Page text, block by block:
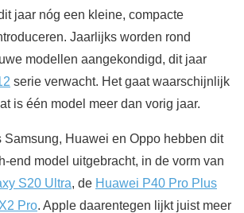
jaar nóg een kleine, compacte
Jaarlijks worden rond
modellen aangekondigd, dit jaar
serie verwacht. Het gaat waarschijnlijk
is één model meer dan vorig jaar.
Samsung, Huawei en Oppo hebben dit
end model uitgebracht, in de vorm van
S20 Ultra, de Huawei P40 Pro Plus
Pro. Apple daarentegen lijkt juist meer